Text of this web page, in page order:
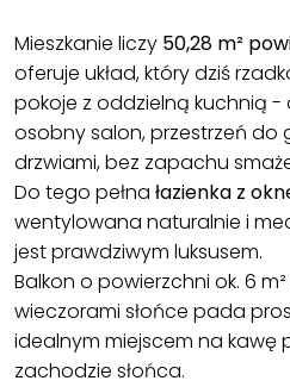
Mieszkanie liczy 50,28 m²
oferuje układ, który dziś
pokoje z oddzielną kuchnią
osobny salon, przestrzeń
drzwiami, bez zapachu
Do tego pełna łazienka z
wentylowana naturalnie i
jest prawdziwym luksusem.
Balkon o powierzchni ok. 6
wieczorami słońce pada
idealnym miejscem na kawę
zachodzie słońca.